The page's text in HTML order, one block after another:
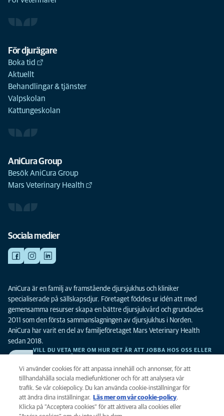
För djurägare
Boka tid
Aktuellt
Behandlingar & tjänster
Valpskolan
Kattungeskolan
AniCura Group
Besök AniCura Group
Mars Veterinary Health
Sociala medier
AniCura är en familj av framstående djursjukhus och kliniker
specialiserade på sällskapsdjur. Företaget föddes ur idén att med
gemensamma resurser skapa en bättre djursjukvård och grundades
2011 som den första sammanslagningen av djursjukhus i Norden.
AniCura har varit en del av familjeföretaget Mars Veterinary Health
sedan 2018.
VILL DU VETA MER OM HUR DET ÄR ATT JOBBA HOS OSS ELLER
Integritet
Vi använder cookies för att anpassa innehåll och annonser, för att
tillhandahålla sociala mediefunktioner och för att analysera vår
trafik. Se vår cokiepolicy. Du kan använda cookie-inställningar för
att ändra dina inställningar.
Läs mer om vår cookie-policy(opens in a
new tab)
.
Klicka på ”Acceptera cookies” för att aktivera alla cookies eller